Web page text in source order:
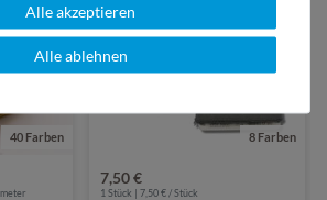
40 Farben 8 Farben
7,50 €
1 Stück | 7,50 € / Stück
Alle akzeptieren
Alle ablehnen